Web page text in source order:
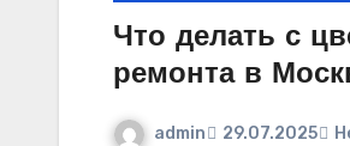
Что делать с
ремонта в
admin 29.07.2025